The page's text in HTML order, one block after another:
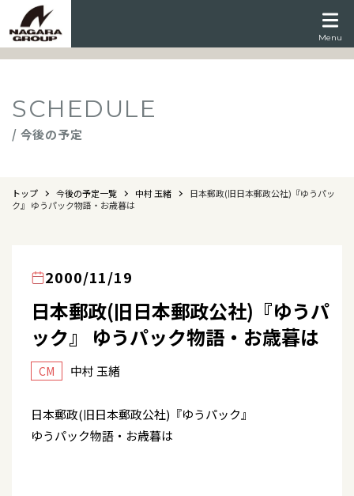
Menu
SCHEDULE
/ 今後の予定
トップ 今後の予定一覧 中村 玉緒
日本郵政(旧日本郵政公社)『ゆうパッ
ク』 ゆうパック物語・お歳暮は
2000/11/19
日本郵政(旧日本郵政公社)『ゆうパ
ック』 ゆうパック物語・お歳暮は
CM 中村 玉緒
日本郵政(旧日本郵政公社)『ゆうパック』
ゆうパック物語・お歳暮は